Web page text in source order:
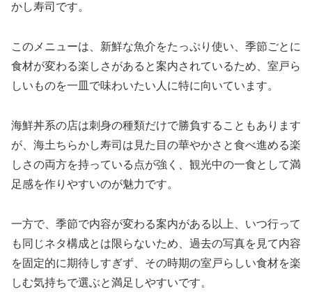
かし寿司です。
このメニューは、新鮮な魚介をたっぷり使い、季節ごとに
食材が変わる楽しさがあると案内されているため、室戸ら
しいものを一皿で味わいたい人に特に向いています。
海鮮丼系の店は刺身の種類だけで勝負することもあります
が、海土ちらかし寿司は見た目の華やかさと食べ進める楽
しさの両方を持っている点が強く、観光中の一食として満
足感を作りやすいのが魅力です。
一方で、季節で内容が変わる案内がある以上、いつ行って
も同じネタ構成とは限らないため、過去の写真を見て内容
を固定的に期待しすぎず、その時期の室戸らしい食材を楽
しむ気持ちで選ぶと満足しやすいです。